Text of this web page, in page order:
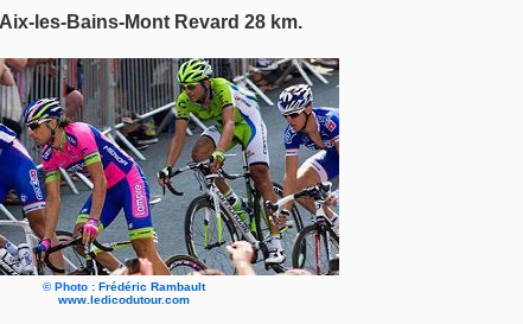
les-Bains-Mont Revard 28 km.
© Photo : Frédéric Rambault
www.ledicodutour.com